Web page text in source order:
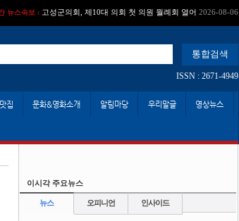
뉴스속보 : 고성군의회, 제10대 의회 첫 의원 월례회 열어 2026-08-06
ISSN : 2671-4949
집 문화&영화소개 알림마당 우리말글 영상뉴스
이시각 주요뉴스
뉴스 오피니언 인사이드